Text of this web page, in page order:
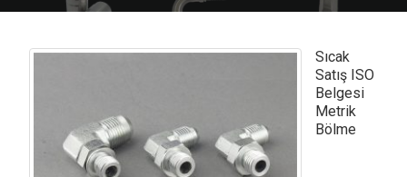
Sıcak
Satış ISO
Belgesi
Metrik
Bölme